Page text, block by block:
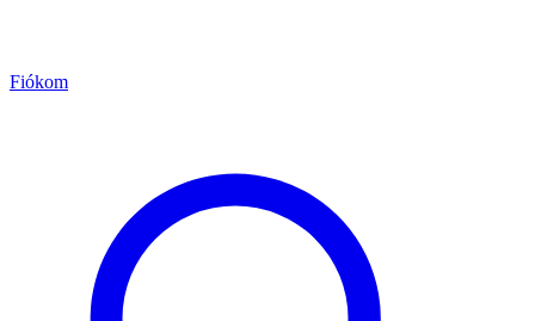
Fiókom